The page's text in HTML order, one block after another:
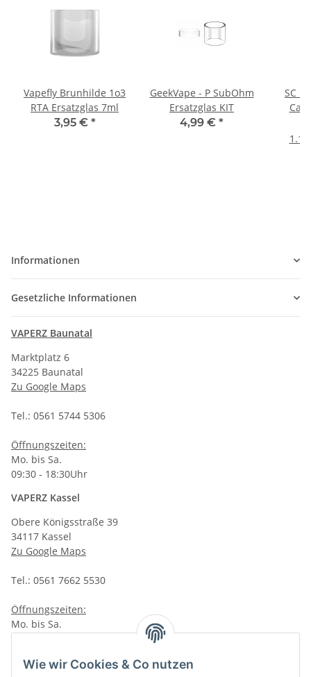
Wie wir Cookies & Co nutzen
Vapefly Brunhilde 1o3
RTA Ersatzglas 7ml
3,95 € *
GeekVape - P SubOhm
Ersatzglas KIT
4,99 € *
SC
Informationen
Gesetzliche Informationen
VAPERZ Baunatal
Marktplatz 6
34225 Baunatal
Zu Google Maps
Tel.: 0561 5744 5306
Öffnungszeiten:
Mo. bis Sa.
09:30 - 18:30Uhr
VAPERZ Kassel
Obere Königsstraße 39
34117 Kassel
Zu Google Maps
Tel.: 0561 7662 5530
Öffnungszeiten:
Mo. bis Sa.
VAPERZ Vellmar